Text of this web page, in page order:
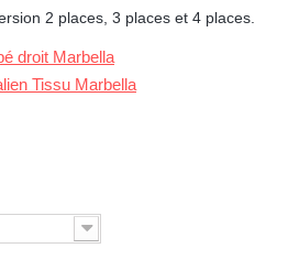
2 places, 3 places et 4 places.
droit Marbella
Tissu Marbella